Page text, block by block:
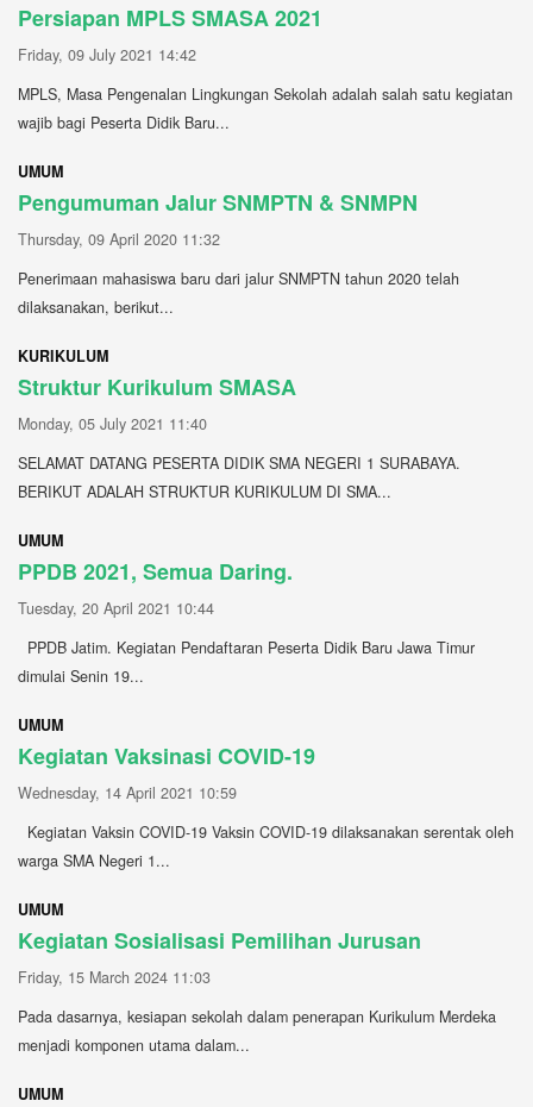
Persiapan MPLS SMASA 2021
Friday, 09 July 2021 14:42
MPLS, Masa Pengenalan Lingkungan Sekolah adalah salah satu kegiatan
wajib bagi Peserta Didik Baru...
UMUM
Pengumuman Jalur SNMPTN & SNMPN
Thursday, 09 April 2020 11:32
Penerimaan mahasiswa baru dari jalur SNMPTN tahun 2020 telah
dilaksanakan, berikut...
KURIKULUM
Struktur Kurikulum SMASA
Monday, 05 July 2021 11:40
SELAMAT DATANG PESERTA DIDIK SMA NEGERI 1 SURABAYA.
BERIKUT ADALAH STRUKTUR KURIKULUM DI SMA...
UMUM
PPDB 2021, Semua Daring.
Tuesday, 20 April 2021 10:44
PPDB Jatim. Kegiatan Pendaftaran Peserta Didik Baru Jawa Timur
dimulai Senin 19...
UMUM
Kegiatan Vaksinasi COVID-19
Wednesday, 14 April 2021 10:59
Kegiatan Vaksin COVID-19 Vaksin COVID-19 dilaksanakan serentak oleh
warga SMA Negeri 1...
UMUM
Kegiatan Sosialisasi Pemilihan Jurusan
Friday, 15 March 2024 11:03
Pada dasarnya, kesiapan sekolah dalam penerapan Kurikulum Merdeka
menjadi komponen utama dalam...
UMUM